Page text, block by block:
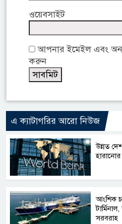
ওয়েবসাইট
আপনার ইমেইল এবং
করুন
এ ক্যাটাগরির আরো নিউজ
উন্নত
হারানোর
আংশিক
সরবরাহ